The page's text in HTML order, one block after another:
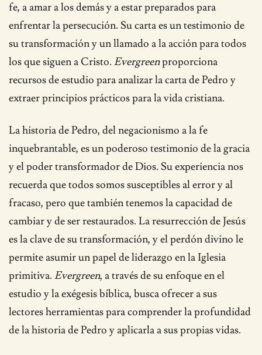
fe, a amar a los demás y a estar preparados para
enfrentar la persecución. Su carta es un testimonio de
su transformación y un llamado a la acción para todos
los que siguen a Cristo. Evergreenproporciona
recursos de estudio para analizar la carta de Pedro y
extraer principios prácticos para la vida cristiana.
La historia de Pedro, del negacionismo a la fe
inquebrantable, es un poderoso testimonio de la gracia
y el poder transformador de Dios. Su experiencia nos
recuerda que todos somos susceptibles al error y al
fracaso, pero que también tenemos la capacidad de
cambiar y de ser restaurados. La resurrección de Jesús
es la clave de su transformación, y el perdón divino le
permite asumir un papel de liderazgo en la Iglesia
primitiva. Evergreen, a través de su enfoque en el
estudio y la exégesis bíblica, busca ofrecer a sus
lectores herramientas para comprender la profundidad
de la historia de Pedro y aplicarla a sus propias vidas.